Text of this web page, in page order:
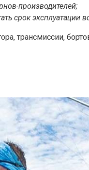
производителей;
срок эксплуатации
трансмиссии,